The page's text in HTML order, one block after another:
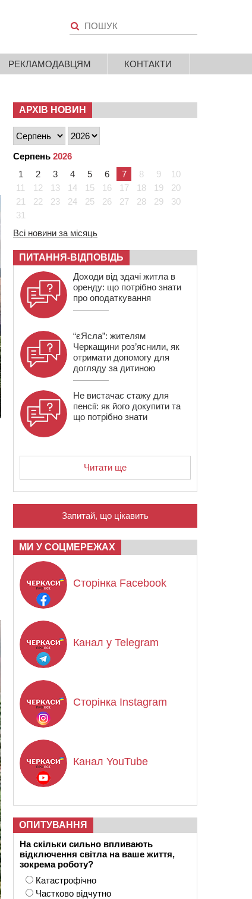
РЕКЛАМОДАВЦЯМ КОНТАКТИ
АРХІВ НОВИН
Серпень 2026
1
2 3 4 5 6 7 8 9
10
11
12 13 14 15 16 17 18 19
20
21
22 23 24 25 26 27 28 29
30
31
Всі новини за місяць
ПИТАННЯ-ВІДПОВІДЬ
Доходи від здачі житла в
оренду: що потрібно знати
про оподаткування
“єЯсла”: жителям
Черкащини роз’яснили, як
отримати допомогу для
догляду за дитиною
Не вистачає стажу для
пенсії: як його докупити та
що потрібно знати
Читати ще
Запитай, що цікавить
МИ У СОЦМЕРЕЖАХ
Сторінка Facebook
Канал у Telegram
Сторінка Instagram
Канал YouTube
ОПИТУВАННЯ
На скільки сильно впливають
відключення світла на ваше життя,
зокрема роботу?
Катастрофічно
Частково відчутно